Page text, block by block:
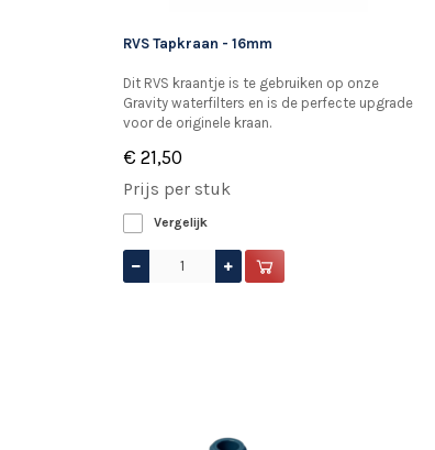
RVS Tapkraan - 16mm
Dit RVS kraantje is te gebruiken op onze
Gravity waterfilters en is de perfecte upgrade
voor de originele kraan.
€ 21,50
Prijs per stuk
Vergelijk